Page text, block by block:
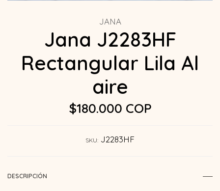
JANA
Jana J2283HF
Rectangular Lila Al
aire
$180.000 COP
SKU: J2283HF
DESCRIPCIÓN